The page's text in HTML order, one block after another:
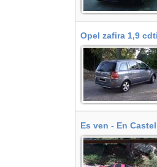
Opel zafira 1,9
Es ven - En